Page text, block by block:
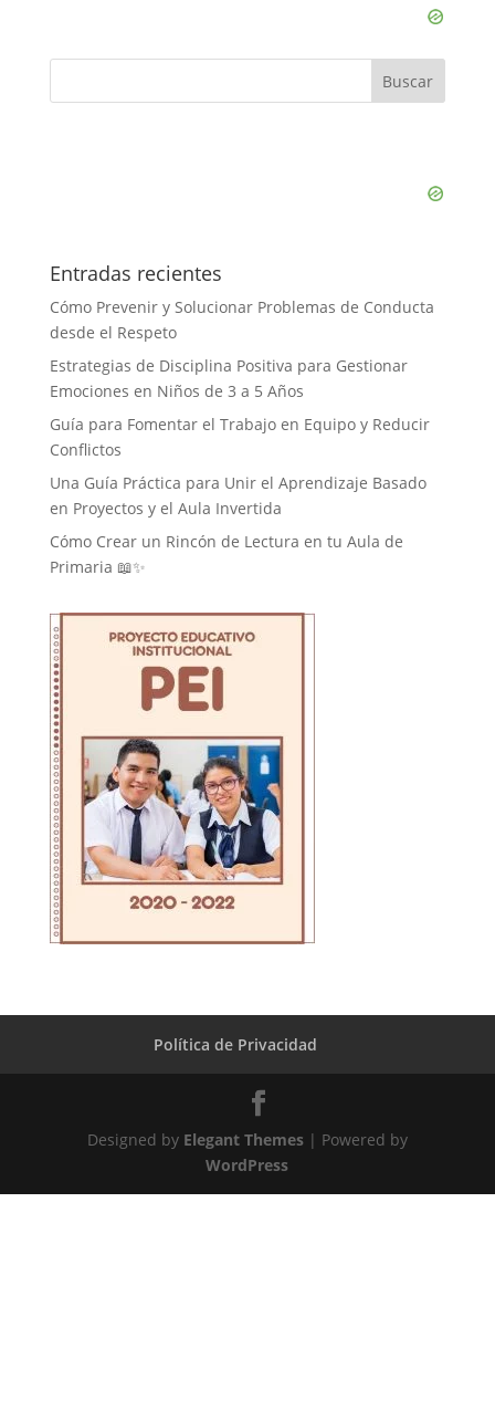
Entradas recientes
Cómo Prevenir y Solucionar Problemas de Conducta
desde el Respeto
Estrategias de Disciplina Positiva para Gestionar
Emociones en Niños de 3 a 5 Años
Guía para Fomentar el Trabajo en Equipo y Reducir
Conflictos
Una Guía Práctica para Unir el Aprendizaje Basado
en Proyectos y el Aula Invertida
Cómo Crear un Rincón de Lectura en tu Aula de
Primaria 📖✨
Política de Privacidad
Designed by Elegant Themes| Powered by
WordPress